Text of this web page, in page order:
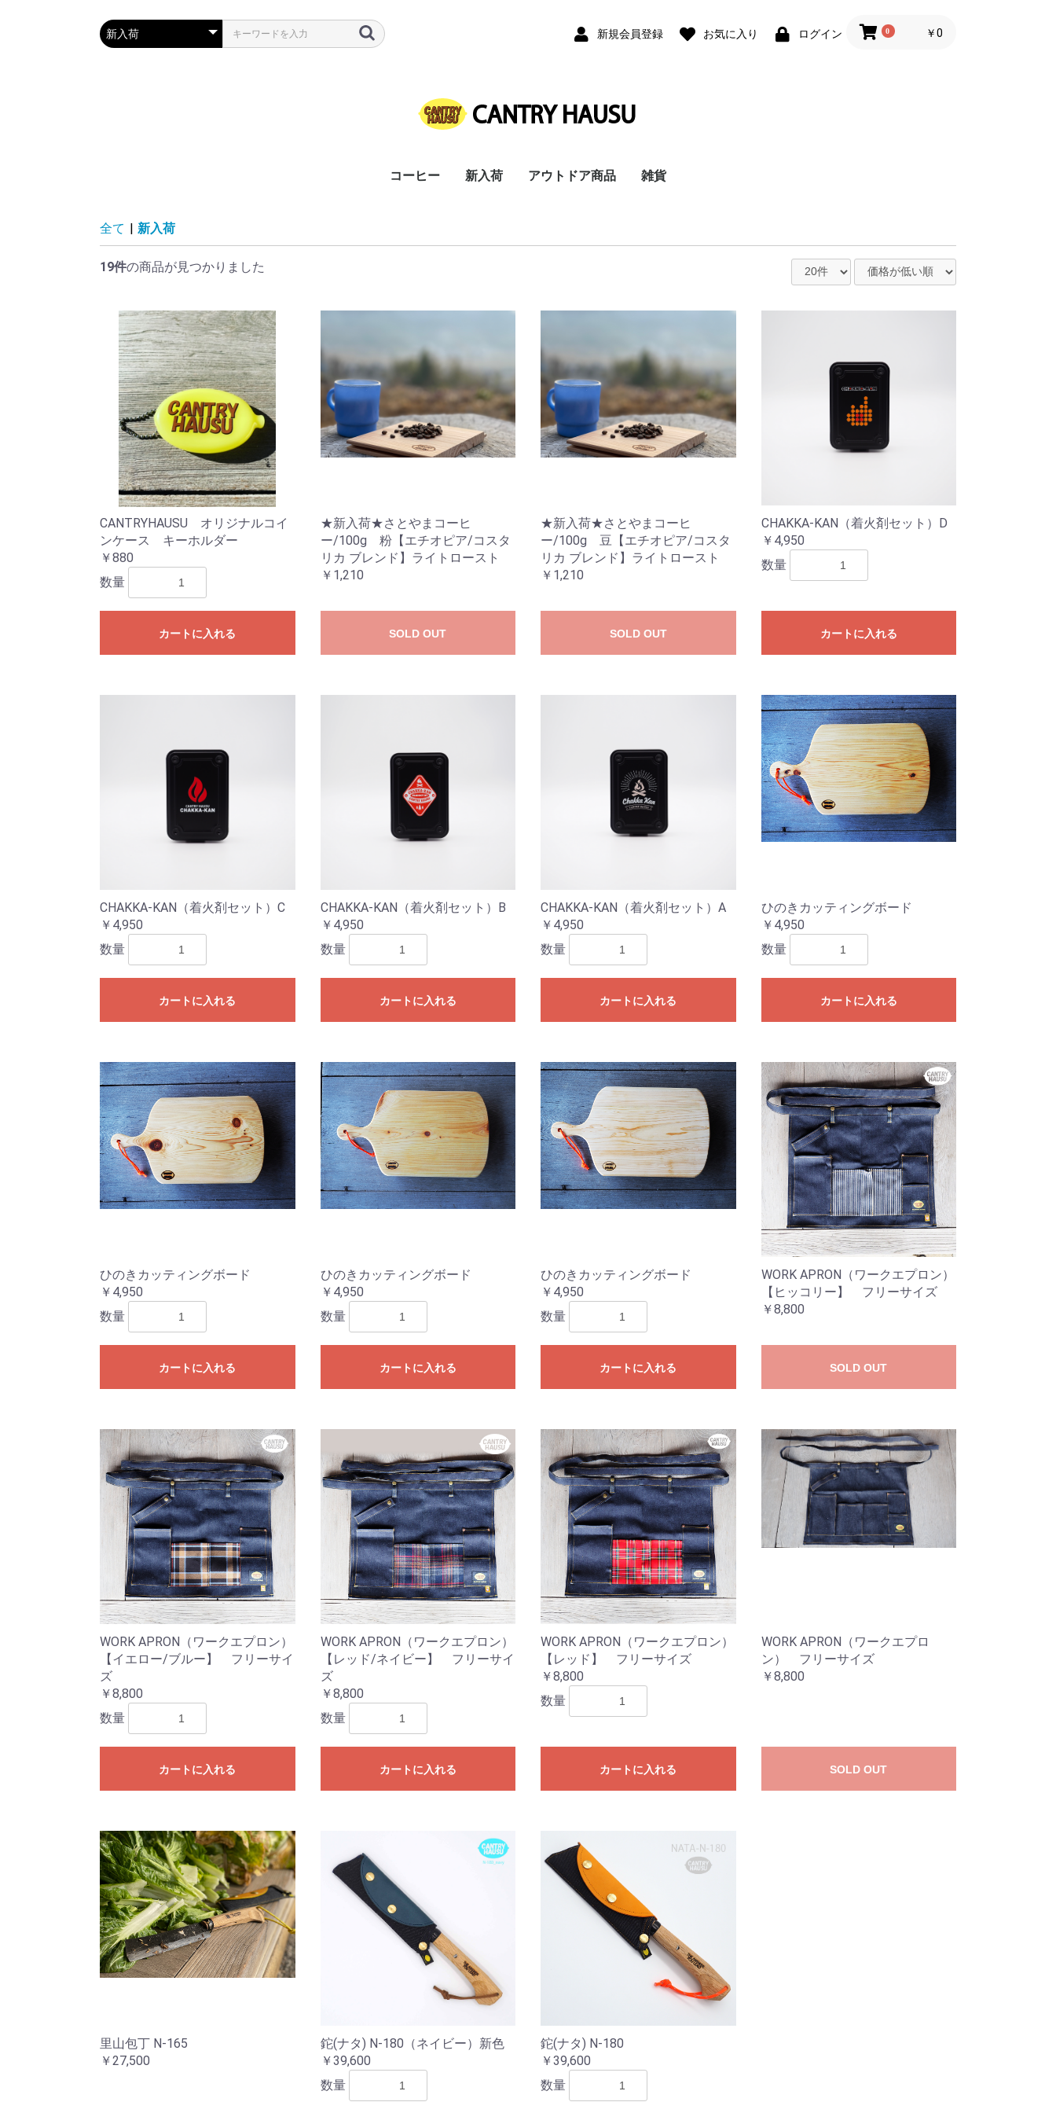
新規会員登録 お気に入り ログイン 0 ￥0
コーヒー 新入荷 アウトドア商品 雑貨
全て | 新入荷
19件の商品が見つかりました
CANTRYHAUSU オリジナルコイ
ンケース キーホルダー
￥880
数量
カートに入れる
★新入荷★さとやまコーヒ
ー/100g 粉【エチオピア/コスタ
リカ ブレンド】ライトロースト
￥1,210
SOLD OUT
★新入荷★さとやまコーヒ
ー/100g 豆【エチオピア/コスタ
リカ ブレンド】ライトロースト
￥1,210
SOLD OUT
CHAKKA-KAN（着火剤セット）D
￥4,950
数量
カートに入れる
CHAKKA-KAN（着火剤セット）C
￥4,950
数量
カートに入れる
CHAKKA-KAN（着火剤セット）B
￥4,950
数量
カートに入れる
CHAKKA-KAN（着火剤セット）A
￥4,950
数量
カートに入れる
ひのきカッティングボード
￥4,950
数量
カートに入れる
ひのきカッティングボード
￥4,950
数量
カートに入れる
ひのきカッティングボード
￥4,950
数量
カートに入れる
ひのきカッティングボード
￥4,950
数量
カートに入れる
WORK APRON（ワークエプロン）
【ヒッコリー】 フリーサイズ
￥8,800
SOLD OUT
WORK APRON（ワークエプロン）
【イエロー/ブルー】 フリーサイ
ズ
￥8,800
数量
カートに入れる
WORK APRON（ワークエプロン）
【レッド/ネイビー】 フリーサイ
ズ
￥8,800
数量
カートに入れる
WORK APRON（ワークエプロン）
【レッド】 フリーサイズ
￥8,800
数量
カートに入れる
WORK APRON（ワークエプロ
ン） フリーサイズ
￥8,800
SOLD OUT
里山包丁 N-165
￥27,500
鉈(ナタ) N-180（ネイビー）新色
￥39,600
数量
鉈(ナタ) N-180
￥39,600
数量